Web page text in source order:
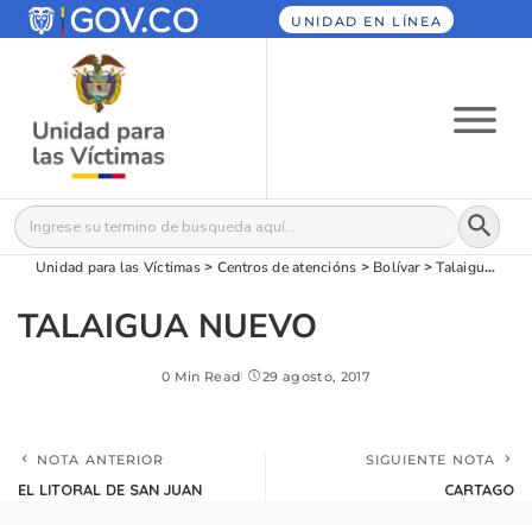
UNIDAD EN LÍNEA
Buscar: Botón
Unidad para las Víctimas> Centros de atencións > Bolívar>Talaigua Nuevo
TALAIGUA NUEVO
0 Min Read 29 agosto, 2017
NOTA ANTERIOR
EL LITORAL DE SAN JUAN
SIGUIENTE NOTA
CARTAGO